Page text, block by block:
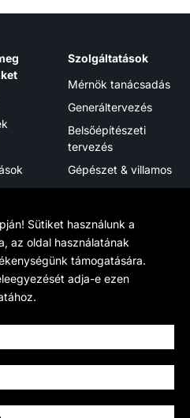
Szolgáltatások
Mérnök tanácsadás
Generáltervezés
Belsőépítészeti
tervezés
Gépészet & villamos
Projektmenedzsment
Kövess minket
LinkedIn
Sütiket használunk a
az oldal használatának
támogatására.
adja-e ezen